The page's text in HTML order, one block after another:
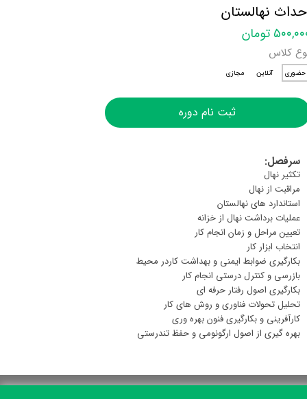
نهالستان
تومان
کلاس
حضوری آنلاین مجازی
ثبت نام دوره
سرفصل:
تکثیر نهال
مراقبت از نهال
استاندارد های نهالستان
عملیات برداشت نهال از خزانه
تعیین مراحل و زمان انجام کار
انتخاب ابزار کار
بکارگیری ضوابط ایمنی و بهداشت کاردر محیط
بازرسی و کنترل درستی انجام کار
بکارگیری اصول رفتار حرفه ای
تحلیل تحولات فناوری و روش های کار
کارآفرینی و بکارگیری فنون بهره وری
بهره گیری از اصول ارگونومی و حفظ تندرستی